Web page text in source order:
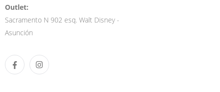
Outlet:
Sacramento N 902 esq. Walt Disney -
Asunción